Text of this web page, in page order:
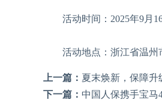
活动时间：2025年9月16
活动地点：浙江省温州
上一篇： 夏末焕新，保障升
下一篇： 中国人保携手宝马